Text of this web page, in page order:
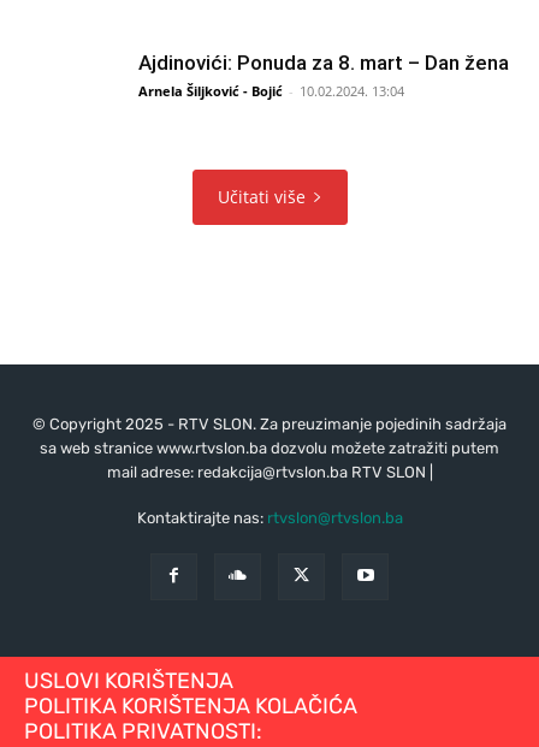
Ajdinovići: Ponuda za 8. mart – Dan žena
Arnela Šiljković - Bojić - 10.02.2024. 13:04
Učitati više
© Copyright 2025 - RTV SLON. Za preuzimanje pojedinih sadržaja
sa web stranice www.rtvslon.ba dozvolu možete zatražiti putem
mail adrese: redakcija@rtvslon.baRTV SLON |
Kontaktirajte nas: rtvslon@rtvslon.ba
USLOVI KORIŠTENJA
POLITIKA KORIŠTENJA KOLAČIĆA
POLITIKA PRIVATNOSTI: